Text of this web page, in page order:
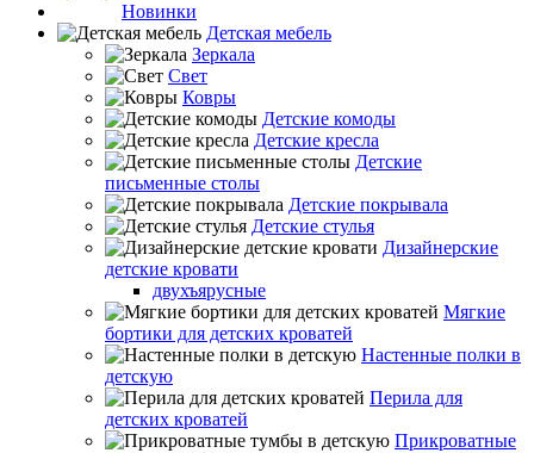
Новинки
Детская мебель
Зеркала
Свет
Ковры
Детские комоды
Детские кресла
Детские
письменные столы
Детские покрывала
Детские стулья
Дизайнерские
детские кровати
двухъярусные
Мягкие
бортики для детских кроватей
Настенные полки в
детскую
Перила для
детских кроватей
Прикроватные